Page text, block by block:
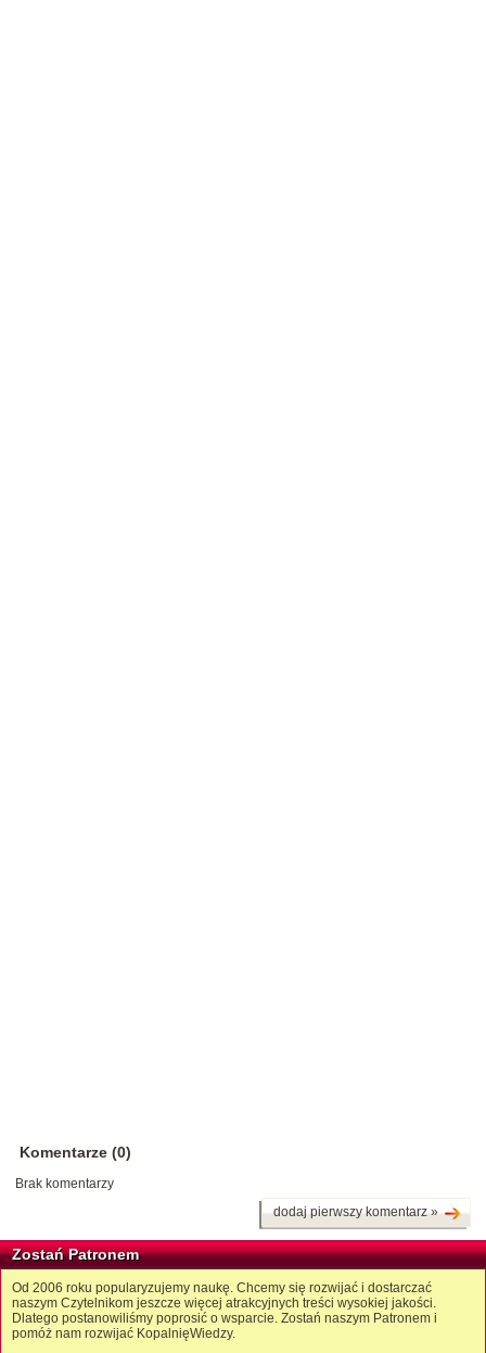
Komentarze (0)
Brak komentarzy
dodaj pierwszy komentarz »
Zostań Patronem
Od 2006 roku popularyzujemy naukę. Chcemy się rozwijać i dostarczać
naszym Czytelnikom jeszcze więcej atrakcyjnych treści wysokiej jakości.
Dlatego postanowiliśmy poprosić o wsparcie. Zostań naszym Patronem i
pomóż nam rozwijać KopalnięWiedzy.